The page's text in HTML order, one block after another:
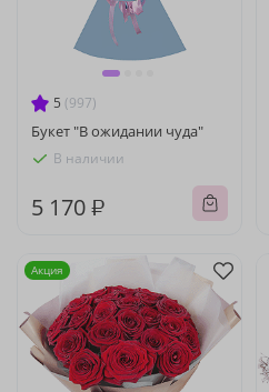
5 (997)
Букет "В ожидании чуда"
В наличии
5 170 ₽
Акция